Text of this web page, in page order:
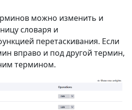
можно изменить и
словаря и
перетаскивания. Если
вправо и под другой термин,
термином.